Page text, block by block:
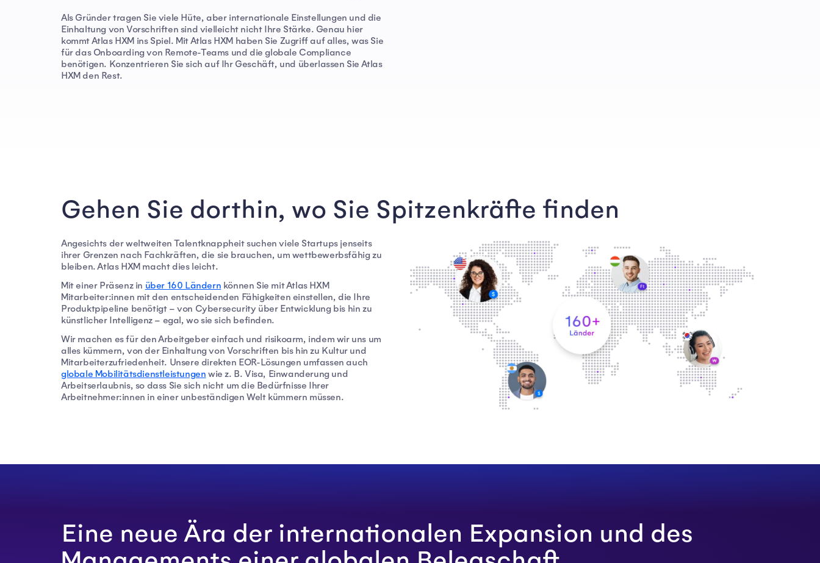
Als Gründer tragen Sie viele Hüte, aber internationale Einstellungen und die
Einhaltung von Vorschriften sind vielleicht nicht Ihre Stärke. Genau hier
kommt Atlas HXM ins Spiel. Mit Atlas HXM haben Sie Zugriff auf alles, was Sie
für das Onboarding von Remote-Teams und die globale Compliance
benötigen. Konzentrieren Sie sich auf Ihr Geschäft, und überlassen Sie Atlas
HXM den Rest.
Gehen Sie dorthin, wo Sie Spitzenkräfte finden
Angesichts der weltweiten Talentknappheit suchen viele Startups jenseits
ihrer Grenzen nach Fachkräften, die sie brauchen, um wettbewerbsfähig zu
bleiben. Atlas HXM macht dies leicht.
Mit einer Präsenz in über 160 Ländern können Sie mit Atlas HXM
Mitarbeiter:innen mit den entscheidenden Fähigkeiten einstellen, die Ihre
Produktpipeline benötigt – von Cybersecurity über Entwicklung bis hin zu
künstlicher Intelligenz – egal, wo sie sich befinden.
Wir machen es für den Arbeitgeber einfach und risikoarm, indem wir uns um
alles kümmern, von der Einhaltung von Vorschriften bis hin zu Kultur und
Mitarbeiterzufriedenheit. Unsere direkten EOR-Lösungen umfassen auch
globale Mobilitätsdienstleistungen wie z. B. Visa, Einwanderung und
Arbeitserlaubnis, so dass Sie sich nicht um die Bedürfnisse Ihrer
Arbeitnehmer:innen in einer unbeständigen Welt kümmern müssen.
Eine neue Ära der internationalen Expansion und des